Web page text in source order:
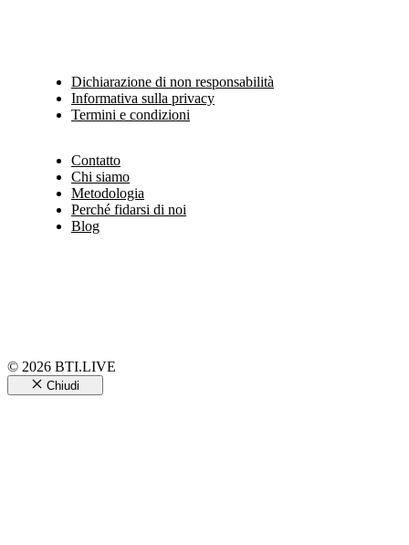
Dichiarazione di non responsabilità
Informativa sulla privacy
Termini e condizioni
Contatto
Chi siamo
Metodologia
Perché fidarsi di noi
Blog
© 2026 BTI.LIVE
Chiudi